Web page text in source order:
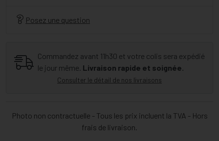
Posez une question
Commandez avant 11h30 et votre colis sera expédié
le jour même. Livraison rapide et soignée.
Consulter le détail de nos livraisons
Photo non contractuelle - Tous les prix incluent la TVA - Hors
frais de livraison.